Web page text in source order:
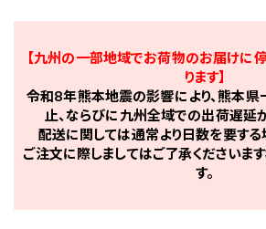
【九州の一部地域でお荷物のお届けに
ります】
令和8年熊本地震の影響により、熊本
止、ならびに九州全域での出荷遅延
配送に関しては通常より日数を要する
ご注文に際しましてはご了承くださいま
す。